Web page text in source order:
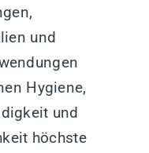
und
Hygiene,
und
höchste